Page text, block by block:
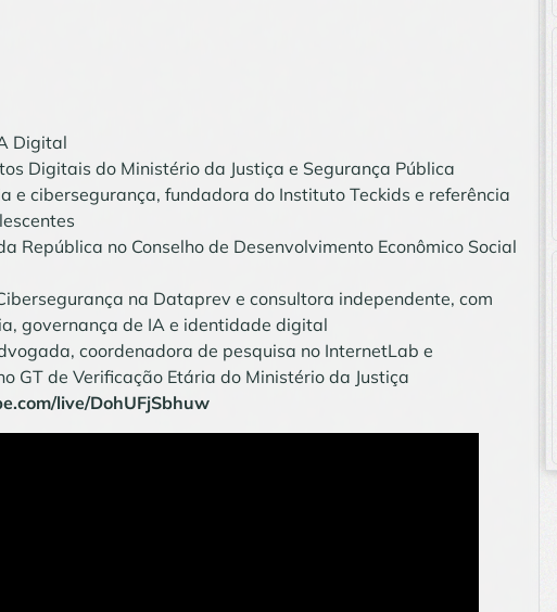
Digital
Digitais do Ministério da Justiça e Segurança Pública
e cibersegurança, fundadora do Instituto Teckids e referência
República no Conselho de Desenvolvimento Econômico Social
na Dataprev e consultora independente, com
governança de IA e identidade digital
coordenadora de pesquisa no InternetLab e
GT de Verificação Etária do Ministério da Justiça
live/DohUFjSbhuw